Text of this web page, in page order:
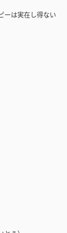
は実在し得ない